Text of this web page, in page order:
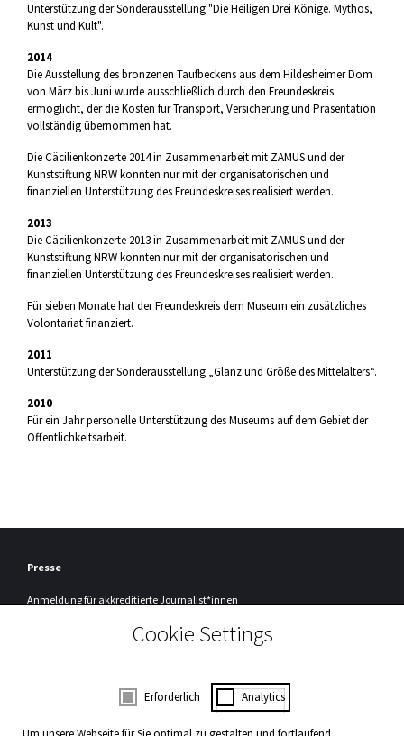
Unterstützung der Sonderausstellung "Die Heiligen Drei Könige. Mythos,
Kunst und Kult".
2014
Die Ausstellung des bronzenen Taufbeckens aus dem Hildesheimer Dom
von März bis Juni wurde ausschließlich durch den Freundeskreis
ermöglicht, der die Kosten für Transport, Versicherung und Präsentation
vollständig übernommen hat.
Die Cäcilienkonzerte 2014 in Zusammenarbeit mit ZAMUS und der
Kunststiftung NRW konnten nur mit der organisatorischen und
finanziellen Unterstützung des Freundeskreises realisiert werden.
2013
Die Cäcilienkonzerte 2013 in Zusammenarbeit mit ZAMUS und der
Kunststiftung NRW konnten nur mit der organisatorischen und
finanziellen Unterstützung des Freundeskreises realisiert werden.
Für sieben Monate hat der Freundeskreis dem Museum ein zusätzliches
Volontariat finanziert.
2011
Unterstützung der Sonderausstellung „Glanz und Größe des Mittelalters“.
2010
Für ein Jahr personelle Unterstützung des Museums auf dem Gebiet der
Öffentlichkeitsarbeit.
Presse
Anmeldungfür akkreditierte Journalist*innen
Zur Registrierung
WDR3 Kulturpartner
Cookie Settings
Consent Selection | Auswahl der
Erforderlich Analytics